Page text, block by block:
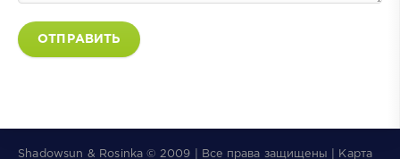
ОТПРАВИТЬ
Shadowsun & Rosinka © 2009 | Все права защищены | Карта